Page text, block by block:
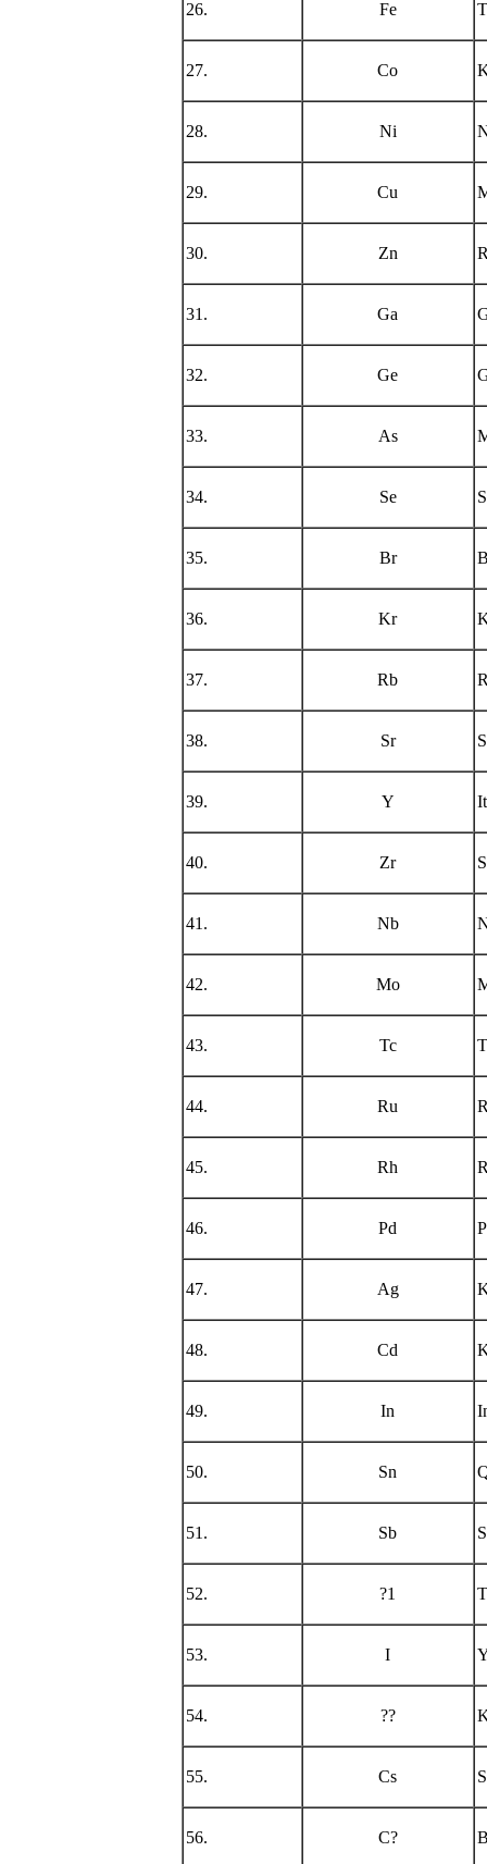
26. Fe
27. Co
28. Ni
29. Cu
30. Zn
31. Ga
32. Ge
33. As
34. Se
35. Br
36. Kr
37. Rb
38. Sr
39. Y
40. Zr
41. Nb
42. Mo
43. Tc
44. Ru
45. Rh
46. Pd
47. Ag
48. Cd
49. In
50. Sn
51. Sb
52. ?1
53. I
54. ??
55. Cs
56. C?